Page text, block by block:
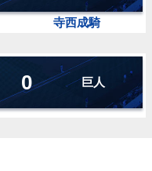
寺西成騎
0 巨人